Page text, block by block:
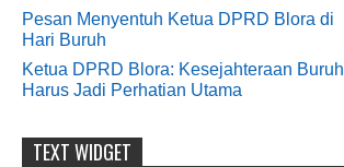
masyarakat sekitar. Amin
Anonymous:
7-21-2019
honorer
Pesan Menyentuh Ketua DPRD Blora di
Hari Buruh
Ketua DPRD Blora: Kesejahteraan Buruh
Harus Jadi Perhatian Utama
TEXT WIDGET